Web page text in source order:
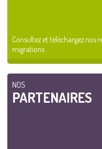
Consultez et téléchargez nos
migrations
NOS
PARTENAIRES